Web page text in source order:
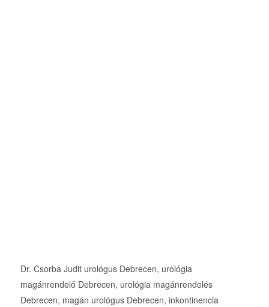
Dr. Csorba Judit urológus Debrecen, urológia
magánrendelő Debrecen, urológia magánrendelés
Debrecen, magán urológus Debrecen, inkontinencia